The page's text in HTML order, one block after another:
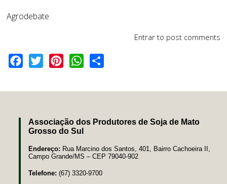
Agrodebate
Entrar to post comments
Facebook
Twitter PinterestWhatsApp
Associação dos Produtores de Soja de Mato
Grosso do Sul
Endereço: Rua Marcino dos Santos, 401, Bairro Cachoeira II,
Campo Grande/MS – CEP 79040-902
Telefone: (67) 3320-9700